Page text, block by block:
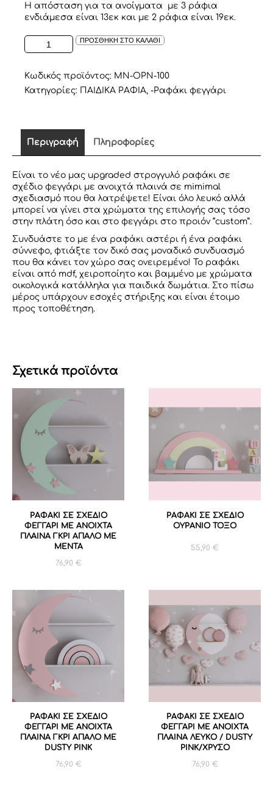
Η απόσταση για τα ανοίγματα με 3 ράφια
ενδιάμεσα είναι 13εκ και με 2 ράφια είναι 19εκ.
ΡΑΦΑΚΙ
ΣΕ
ΦΕΓΓΑΡΙ
ΜΕ
ΑΝΟΙΧΤΑ
ΠΡΟΣΘΗΚΗ ΣΤΟ ΚΑΛΑΘΙ
Κωδικός προϊόντος: MN-OPN-100
Κατηγορίες: ΠΑΙΔΙΚΑ ΡΑΦΙΑ, -Ραφάκι φεγγάρι
Περιγραφή Πληροφορίες
Είναι το νέο μας upgraded στρογγυλό ραφάκι σε
σχέδιο φεγγάρι με ανοιχτά πλαινά σε mimimal
σχεδιασμό που θα λατρέψετε! Είναι όλο λευκό αλλά
μπορεί να γίνει στα χρώματα της επιλογής σας τόσο
στην πλάτη όσο και στο φεγγάρι στο προιόν “custom”.
Συνδυάστε το με ένα ραφάκι αστέρι ή ένα ραφάκι
σύννεφο, φτιάξτε τον δικό σας μοναδικό συνδυασμό
που θα κάνει τον χώρο σας ονειρεμένο! Το ραφάκι
είναι από mdf, χειροποίητο και βαμμένο με χρώματα
οικολογικά κατάλληλα για παιδικά δωμάτια. Στο πίσω
μέρος υπάρχουν εσοχές στήριξης και είναι έτοιμο
προς τοποθέτηση.
Σχετικά προϊόντα
ΡΑΦΑΚΙ ΣΕ ΣΧΕΔΙΟ
ΦΕΓΓΑΡΙ ΜΕ ΑΝΟΙΧΤΑ
ΠΛΑΙΝΑ ΓΚΡΙ ΑΠΑΛΟ ΜΕ
ΜΕΝΤΑ
76,90 €
ΡΑΦΑΚΙ ΣΕ ΣΧΕΔΙΟ
ΟΥΡΑΝΙΟ ΤΟΞΟ
55,90 €
ΡΑΦΑΚΙ ΣΕ ΣΧΕΔΙΟ
ΦΕΓΓΑΡΙ ΜΕ ΑΝΟΙΧΤΑ
ΠΛΑΙΝΑ ΓΚΡΙ ΑΠΑΛΟ ΜΕ
DUSTY PINK
76,90 €
ΡΑΦΑΚΙ ΣΕ ΣΧΕΔΙΟ
ΦΕΓΓΑΡΙ ΜΕ ΑΝΟΙΧΤΑ
ΠΛΑΙΝΑ ΛΕΥΚΟ / DUSTY
PINK/ΧΡΥΣΟ
76,90 €